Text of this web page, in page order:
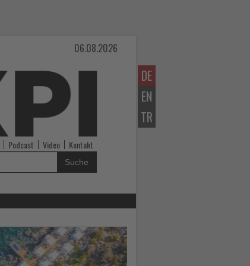
DE
EN
TR
06.08.2026
Podcast Video Kontakt
Suche
Lesen
Sie
Nachrichten